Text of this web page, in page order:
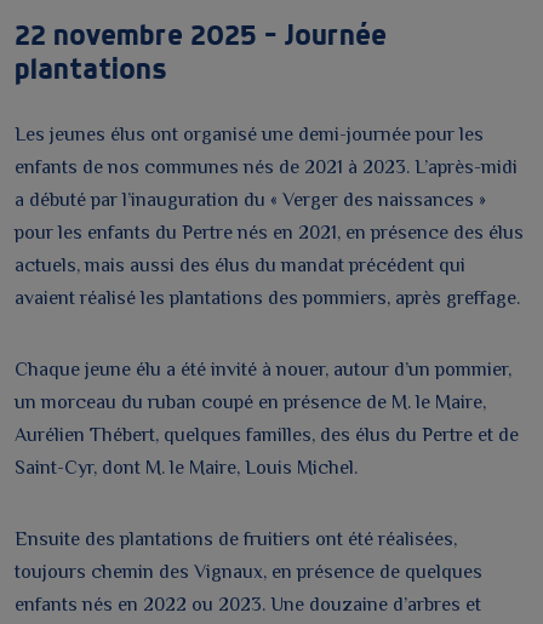
22 novembre 2025 – Journée
plantations
Les jeunes élus ont organisé une demi-journée pour les
enfants de nos communes nés de 2021 à 2023. L’après-midi
a débuté par l’inauguration du « Verger des naissances »
pour les enfants du Pertre nés en 2021, en présence des élus
actuels, mais aussi des élus du mandat précédent qui
avaient réalisé les plantations des pommiers, après greffage.
Chaque jeune élu a été invité à nouer, autour d’un pommier,
un morceau du ruban coupé en présence de M. le Maire,
Aurélien Thébert, quelques familles, des élus du Pertre et de
Saint-Cyr, dont M. le Maire, Louis Michel.
Ensuite des plantations de fruitiers ont été réalisées,
toujours chemin des Vignaux, en présence de quelques
enfants nés en 2022 ou 2023. Une douzaine d’arbres et